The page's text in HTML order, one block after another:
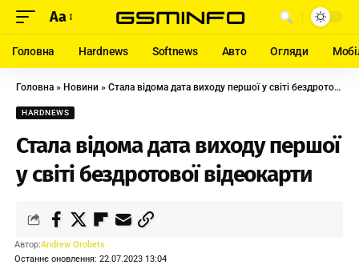
Aa
Головна Hardnews Softnews Авто Огляди
Головна » Новини » Стала відома дата виходу першої у світі бездротової відеокарти
HARDNEWS
Стала відома дата виходу першої
у світі бездротової відеокарти
Останнє оновлення: 22.07.2023 13:04
Автор:Andrew Orobets